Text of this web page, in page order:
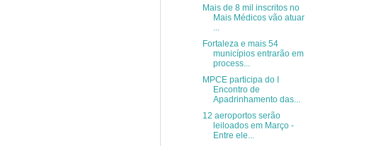
Mais de 8 mil inscritos no
Mais Médicos vão atuar
...
Fortaleza e mais 54
municípios entrarão em
process...
MPCE participa do I
Encontro de
Apadrinhamento das...
12 aeroportos serão
leiloados em Março -
Entre ele...